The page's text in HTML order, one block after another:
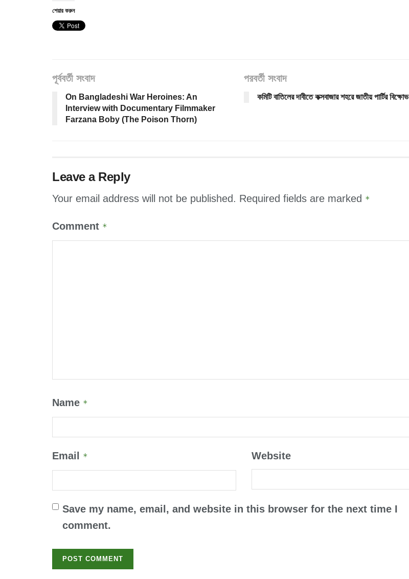
শেয়ার করুন
পূর্ববর্তী সংবাদ
On Bangladeshi War Heroines: An
Interview with Documentary Filmmaker
Farzana Boby (The Poison Thorn)
পরবর্তী সংবাদ
কমিটি বাতিলের দাবীতে কক্সবাজার শহরে জাতীয় পার্টির বিক্ষোভ
Leave a Reply
Your email address will not be published. Required fields are marked *
Comment *
Name *
Email * Website
Save my name, email, and website in this browser for the next time I
comment.